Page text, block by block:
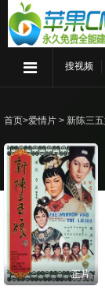
搜视频
首页>爱情片 > 新陈三
正片